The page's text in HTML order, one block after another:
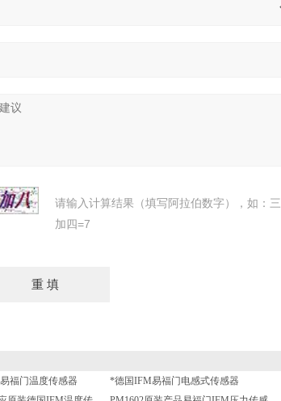
请输入计算结果（填写阿拉伯数字），如：三
加四=7
福门温度传感器
*德国IFM易福门电感式传感器